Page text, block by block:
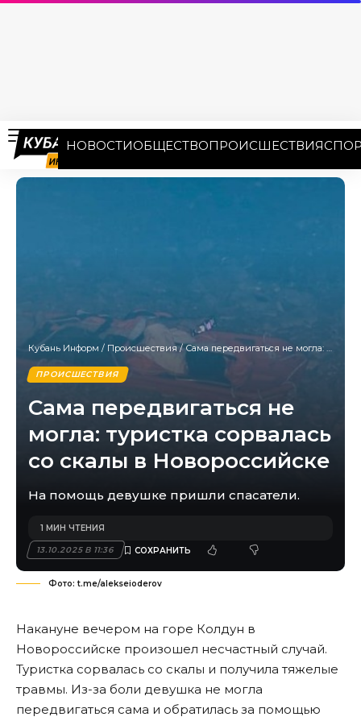
НОВОСТИОБЩЕСТВОПРОИСШЕСТВИЯ
Кубань Информ / Происшествия/Сама передвигаться не могла: туристка сорвалась со скалы в Новороссийске
ПРОИСШЕСТВИЯ
Сама передвигаться не
могла: туристка сорвалась
со скалы в Новороссийске
На помощь девушке пришли спасатели.
13.10.2025 В 11:36
1 МИН ЧТЕНИЯ
Фото: t.me/alekseioderov
Накануне вечером на горе Колдун в
Новороссийске произошел несчастный случай.
Туристка сорвалась со скалы и получила тяжелые
травмы. Из-за боли девушка не могла
передвигаться сама и обратилась за помощью